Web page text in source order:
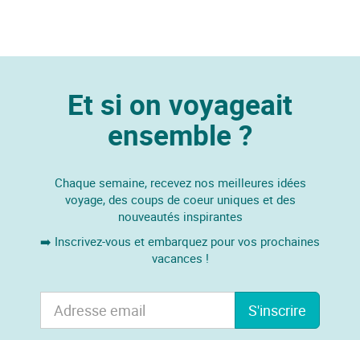
Et si on voyageait
ensemble ?
Chaque semaine, recevez nos meilleures idées
voyage, des coups de coeur uniques et des
nouveautés inspirantes
➡️ Inscrivez-vous et embarquez pour vos prochaines
vacances !
S'inscrire